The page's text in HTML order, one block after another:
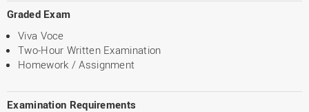
Graded Exam
Viva Voce
Two-Hour Written Examination
Homework / Assignment
Examination Requirements